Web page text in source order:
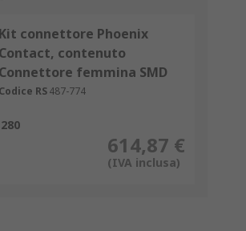
Kit connettore Phoenix
Contact, contenuto
Connettore femmina SMD
Codice RS487-774
614,87 €
(IVA inclusa)